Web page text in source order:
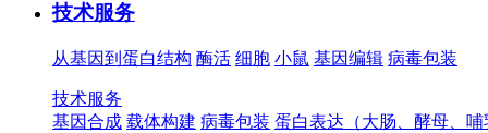
技术服务
从基因到蛋白结构 酶活 细胞 小鼠 基因编辑 病毒包装
技术服务
基因合成 载体构建 病毒包装 蛋白表达（大肠、酵母、